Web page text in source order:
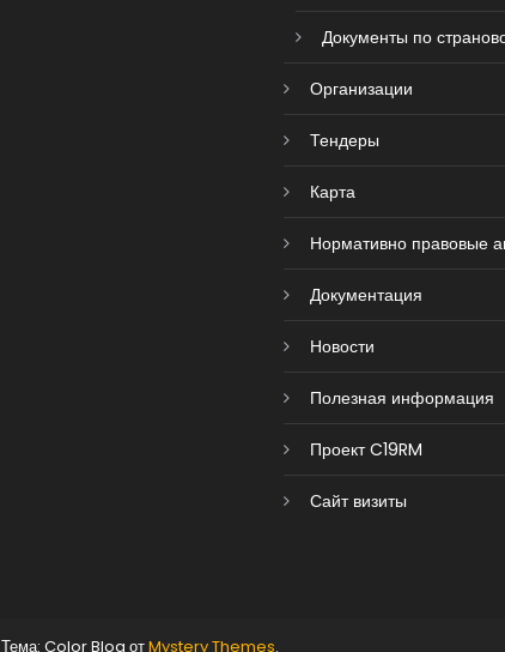
Документы по
Организации
Тендеры
Карта
Нормативно правовые
Документация
Новости
Полезная информация
Проект C19RM
Сайт визиты
Тема: Color Blog отMystery Themes.